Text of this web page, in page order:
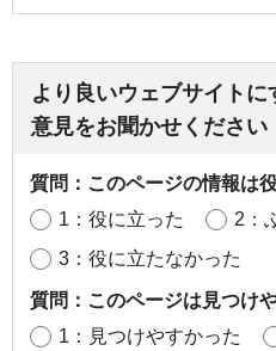
より良いウェブサイト
意見をお聞かせください
質問：このページの情報は
1：役に立った
2：
3：役に立たなかった
質問：このページは見つけ
1：見つけやすかった